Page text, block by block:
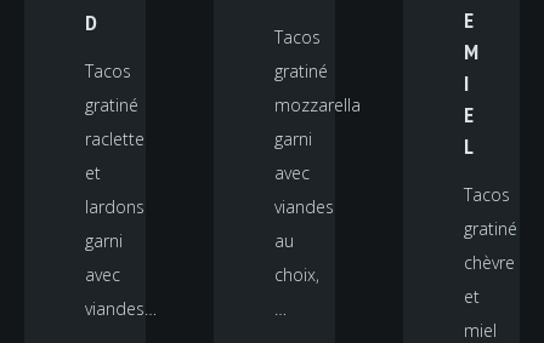
D
Tacos
gratiné
raclette
et
lardons
garni
avec
viandes…
E
M
I
E
L
Tacos
gratiné
chèvre
et
miel
Tacos
gratiné
mozzarella
garni
avec
viandes
au
choix,
…